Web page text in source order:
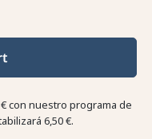
con nuestro programa de
6,50 €.